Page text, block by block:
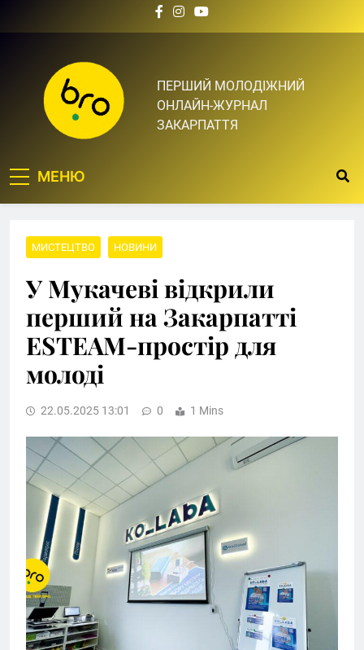
Bro.org.ua | BRO – ЦЕ
ТВІЙ БРО
ПЕРШИЙ МОЛОДІЖНИЙ
ОНЛАЙН-ЖУРНАЛ
ЗАКАРПАТТЯ
МЕНЮ
МИСТЕЦТВО НОВИНИ
У Мукачеві відкрили
перший на Закарпатті
ESTEAM-простір для
молоді
22.05.2025 13:01 0 1 Mins